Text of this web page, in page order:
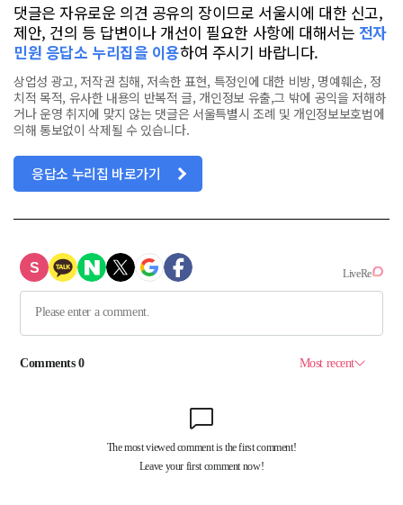
댓글은 자유로운 의견 공유의 장이므로 서울시에 대한 신고,
제안, 건의 등 답변이나 개선이 필요한 사항에 대해서는 전자
민원 응답소 누리집을 이용하여 주시기 바랍니다.
상업성 광고, 저작권 침해, 저속한 표현, 특정인에 대한 비방, 명예훼손, 정
치적 목적, 유사한 내용의 반복적 글, 개인정보 유출,그 밖에 공익을 저해하
거나 운영 취지에 맞지 않는 댓글은 서울특별시 조례 및 개인정보보호법에
의해 통보없이 삭제될 수 있습니다.
응답소 누리집 바로가기